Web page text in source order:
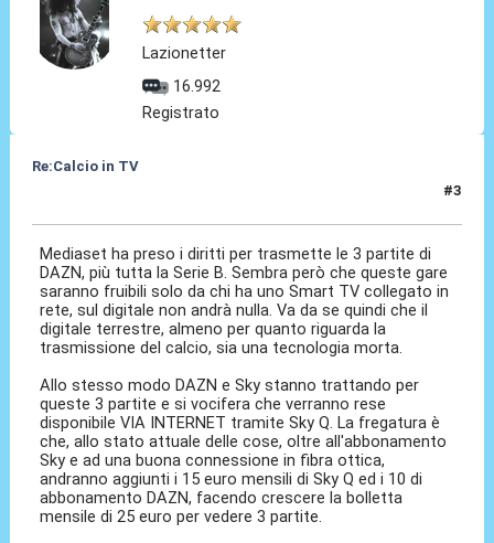
Lazionetter
16.992
Registrato
Re:Calcio in TV
#3
Mediaset ha preso i diritti per trasmette le 3 partite di
DAZN, più tutta la Serie B. Sembra però che queste gare
saranno fruibili solo da chi ha uno Smart TV collegato in
rete, sul digitale non andrà nulla. Va da se quindi che il
digitale terrestre, almeno per quanto riguarda la
trasmissione del calcio, sia una tecnologia morta.
Allo stesso modo DAZN e Sky stanno trattando per
queste 3 partite e si vocifera che verranno rese
disponibile VIA INTERNET tramite Sky Q. La fregatura è
che, allo stato attuale delle cose, oltre all'abbonamento
Sky e ad una buona connessione in fibra ottica,
andranno aggiunti i 15 euro mensili di Sky Q ed i 10 di
abbonamento DAZN, facendo crescere la bolletta
mensile di 25 euro per vedere 3 partite.